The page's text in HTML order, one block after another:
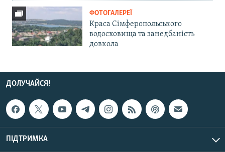
ФОТОГАЛЕРЕЇ
Краса Сімферопольського
водосховища та занедбаність
довкола
ДОЛУЧАЙСЯ!
ПІДТРИМКА